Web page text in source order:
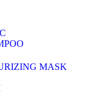
MASK